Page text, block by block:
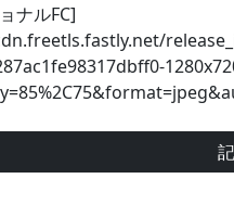
ナルFC]